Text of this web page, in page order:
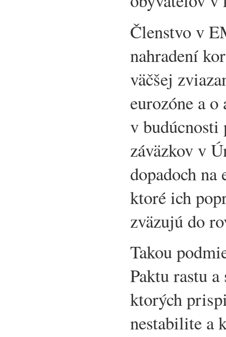
Členstvo v
nahradení
väčšej
eurozóne a o
v
záväzkov v
dopadoch
ktoré ich
zväzujú do
Takou
Paktu rastu
ktorých
nestabilite a